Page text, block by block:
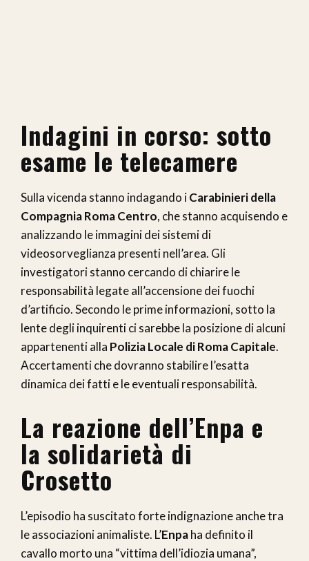
Indagini in corso: sotto
esame le telecamere
Sulla vicenda stanno indagando iCarabinieri della
Compagnia Roma Centro, che stanno acquisendo e
analizzando le immagini dei sistemi di
videosorveglianza presenti nell’area. Gli
investigatori stanno cercando di chiarire le
responsabilità legate all’accensione dei fuochi
d’artificio. Secondo le prime informazioni, sotto la
lente degli inquirenti ci sarebbe la posizione di alcuni
appartenenti alla Polizia Locale di Roma Capitale.
Accertamenti che dovranno stabilire l’esatta
dinamica dei fatti e le eventuali responsabilità.
La reazione dell’Enpa e
la solidarietà di
Crosetto
L’episodio ha suscitato forte indignazione anche tra
le associazioni animaliste. L’Enpaha definito il
cavallo morto una “vittima dell’idiozia umana”,